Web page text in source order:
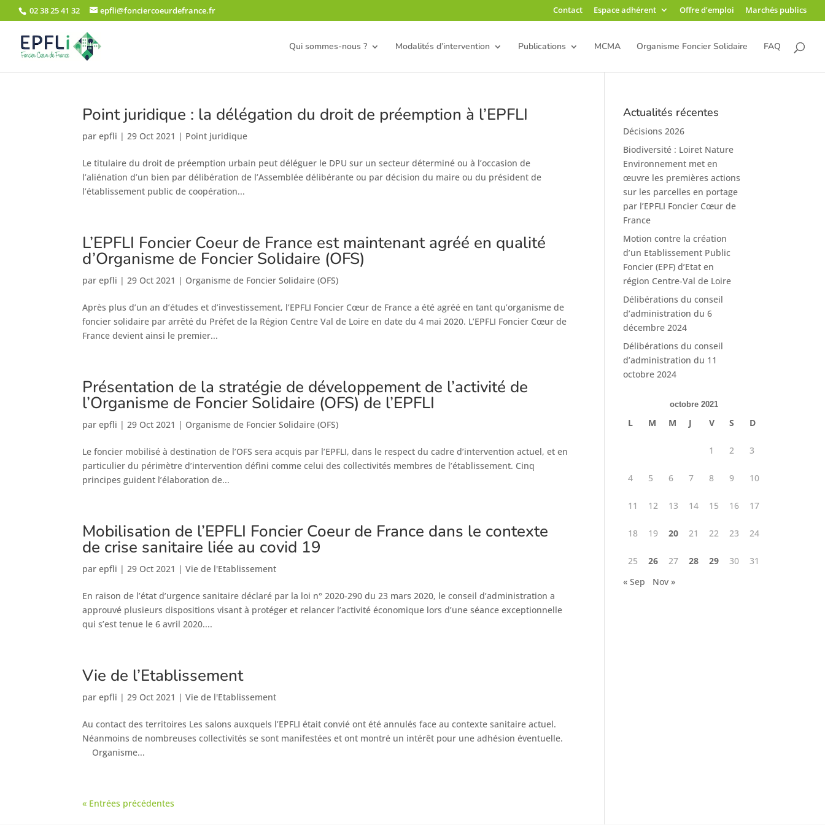
02 38 25 41 32 epfli@fonciercoeurdefrance.fr Contact Espace adhérent Offre d’emploi Marchés publics
Qui sommes-nous ? Modalités d’intervention Publications MCMA Organisme Foncier Solidaire FAQ
Point juridique : la délégation du droit de préemption à l’EPFLI
parepfli |29 Oct 2021 | Point juridique
Le titulaire du droit de préemption urbain peut déléguer le DPU sur un secteur déterminé ou à l’occasion de
l’aliénation d’un bien par délibération de l’Assemblée délibérante ou par décision du maire ou du président de
l’établissement public de coopération...
L’EPFLI Foncier Coeur de France est maintenant agréé en qualité
d’Organisme de Foncier Solidaire (OFS)
parepfli |29 Oct 2021 | Organisme de Foncier Solidaire (OFS)
Après plus d’un an d’études et d’investissement, l’EPFLI Foncier Cœur de France a été agréé en tant qu’organisme de
foncier solidaire par arrêté du Préfet de la Région Centre Val de Loire en date du 4 mai 2020. L’EPFLI Foncier Cœur de
France devient ainsi le premier...
Présentation de la stratégie de développement de l’activité de
l’Organisme de Foncier Solidaire (OFS) de l’EPFLI
parepfli |29 Oct 2021 | Organisme de Foncier Solidaire (OFS)
Le foncier mobilisé à destination de l’OFS sera acquis par l’EPFLI, dans le respect du cadre d’intervention actuel, et en
particulier du périmètre d’intervention défini comme celui des collectivités membres de l’établissement. Cinq
principes guident l’élaboration de...
Mobilisation de l’EPFLI Foncier Coeur de France dans le contexte
de crise sanitaire liée au covid 19
parepfli |29 Oct 2021 |Vie de l'Etablissement
En raison de l’état d’urgence sanitaire déclaré par la loi n° 2020-290 du 23 mars 2020, le conseil d’administration a
approuvé plusieurs dispositions visant à protéger et relancer l’activité économique lors d’une séance exceptionnelle
qui s’est tenue le 6 avril 2020....
Vie de l’Etablissement
parepfli |29 Oct 2021 |Vie de l'Etablissement
Au contact des territoires Les salons auxquels l’EPFLI était convié ont été annulés face au contexte sanitaire actuel.
Néanmoins de nombreuses collectivités se sont manifestées et ont montré un intérêt pour une adhésion éventuelle.
Organisme...
« Entrées précédentes
Actualités récentes
Décisions 2026
Biodiversité : Loiret Nature
Environnement met en
œuvre les premières actions
sur les parcelles en portage
par l’EPFLI Foncier Cœur de
France
Motion contre la création
d’un Etablissement Public
Foncier (EPF) d’Etat en
région Centre-Val de Loire
Délibérations du conseil
d’administration du 6
décembre 2024
Délibérations du conseil
d’administration du 11
octobre 2024
octobre 2021
L M M J V S D
1 2 3
4 5 6 7 8 9 10
11 12 13 14 15 16 17
18 19 20 21 22 23 24
25 26 27 28 29 30
31
« Sep
Nov »